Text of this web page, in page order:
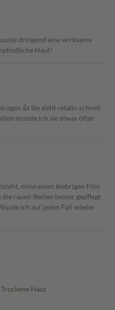
dringend eine wirksame
Haut!
👍 Sie zieht relativ schnell
musste ich sie etwas öfter
ohne einen klebrigen Film
rauen Stellen besser gepflegt
ich auf jeden Fall wieder
Haut